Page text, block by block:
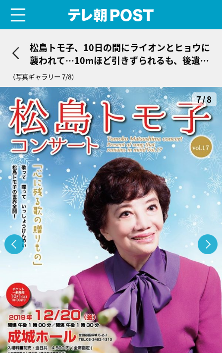
松島トモ子、10日の間にライオンとヒョウに
襲われて…10mほど引きずられるも、後遺症
なく奇跡の回復
（写真ギャラリー 7/8）
7/8